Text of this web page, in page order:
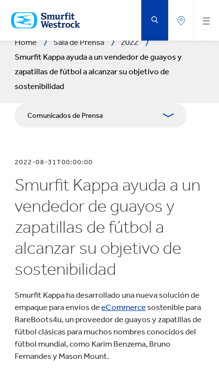
AL
CONTENIDO
PRINCIPAL
Home Sala de Prensa
2022
Smurfit Kappa ayuda a un vendedor de guayos y
zapatillas de fútbol a alcanzar su objetivo de
sostenibilidad
Comunicados de Prensa
Relaciones con Prensa
Blog
2022-08-31T00:00:00
Smurfit Kappa ayuda a un
vendedor de guayos y
zapatillas de fútbol a
alcanzar su objetivo de
sostenibilidad
Smurfit Kappa ha desarrollado una nueva solución de
empaque para envíos deeCommerce sostenible para
RareBoots4u, un proveedor de guayos y zapatillas de
fútbol clásicas para muchos nombres conocidos del
fútbol mundial, como Karim Benzema, Bruno
Fernandes y Mason Mount.